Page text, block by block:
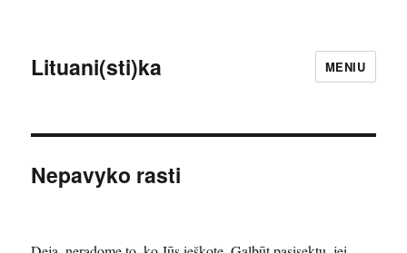
Lituani(sti)ka MENIU
Nepavyko rasti